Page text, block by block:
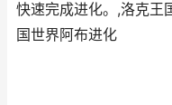
快速完成进化。,洛克王
国世界阿布进化